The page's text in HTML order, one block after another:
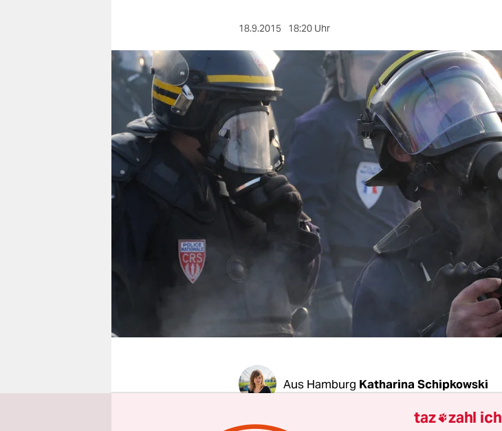
nord
wahrheit
verlag
verlag
veranstaltungen
unterstützen
epaper login
18.9.2015 18:20 Uhr
Aus Hamburg Katharina Schipkowski
taz zahl ich